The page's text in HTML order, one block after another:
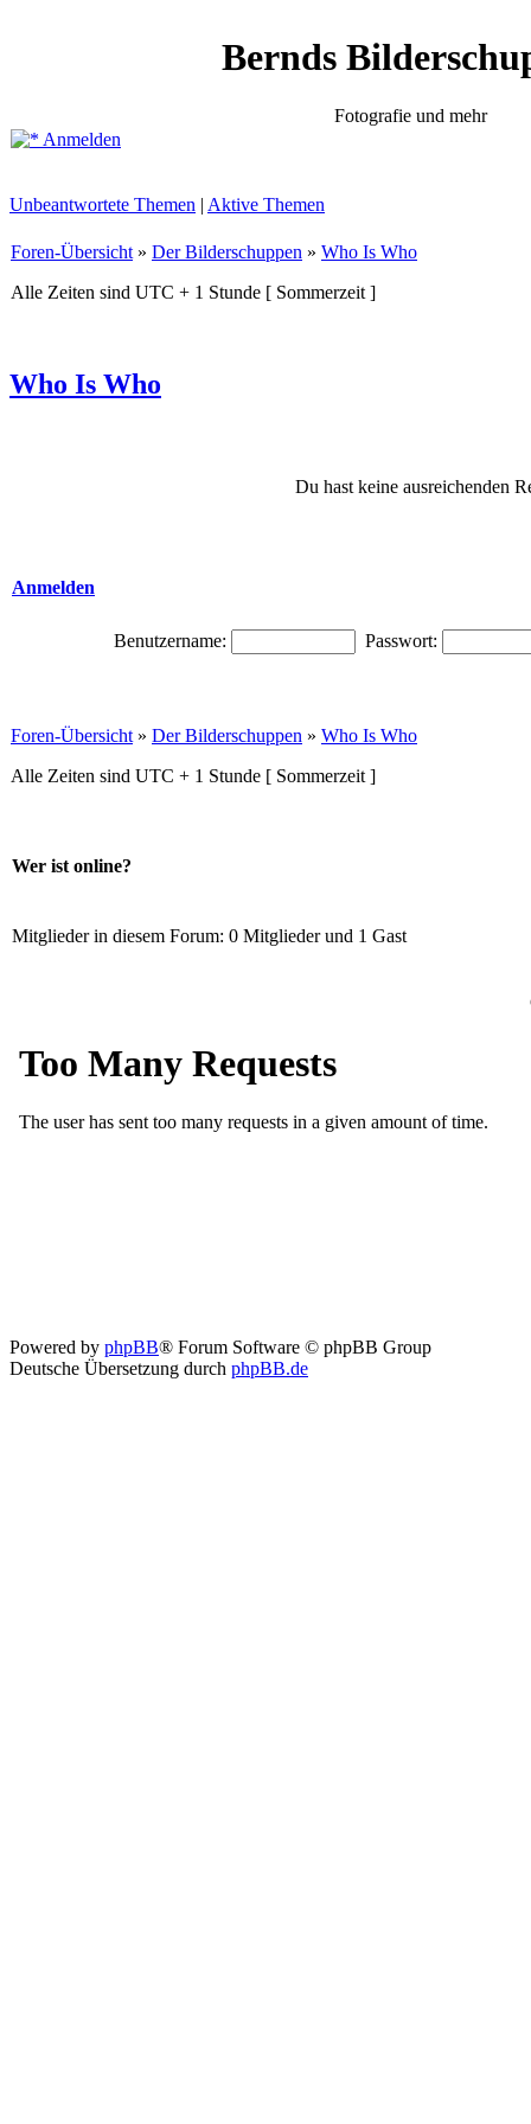
Bernds
Fotografie und mehr
Anmelden
Unbeantwortete Themen | Aktive Themen
Foren-Übersicht » Der Bilderschuppen » Who Is Who
Alle Zeiten sind UTC + 1 Stunde [ Sommerzeit ]
Who Is Who
Du hast keine ausreichenden
Anmelden
Benutzername: Passwort:
Foren-Übersicht » Der Bilderschuppen » Who Is Who
Alle Zeiten sind UTC + 1 Stunde [ Sommerzeit ]
Wer ist online?
Mitglieder in diesem Forum: 0 Mitglieder und 1 Gast
Powered by phpBB® Forum Software © phpBB Group
Deutsche Übersetzung durch phpBB.de